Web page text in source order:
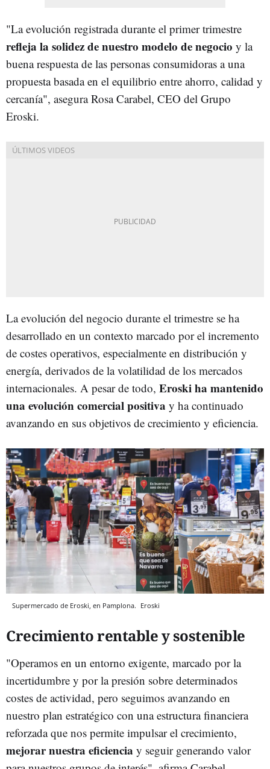
"La evolución registrada durante el primer trimestre
refleja la solidez de nuestro modelo de negocio y la
buena respuesta de las personas consumidoras a una
propuesta basada en el equilibrio entre ahorro, calidad y
cercanía", asegura Rosa Carabel, CEO del Grupo
Eroski.
La evolución del negocio durante el trimestre se ha
desarrollado en un contexto marcado por el incremento
de costes operativos, especialmente en distribución y
energía, derivados de la volatilidad de los mercados
internacionales. A pesar de todo, Eroski ha mantenido
una evolución comercial positiva y ha continuado
avanzando en sus objetivos de crecimiento y eficiencia.
Supermercado de Eroski, en Pamplona. Eroski
Crecimiento rentable y sostenible
"Operamos en un entorno exigente, marcado por la
incertidumbre y por la presión sobre determinados
costes de actividad, pero seguimos avanzando en
nuestro plan estratégico con una estructura financiera
reforzada que nos permite impulsar el crecimiento,
mejorar nuestra eficiencia y seguir generando valor